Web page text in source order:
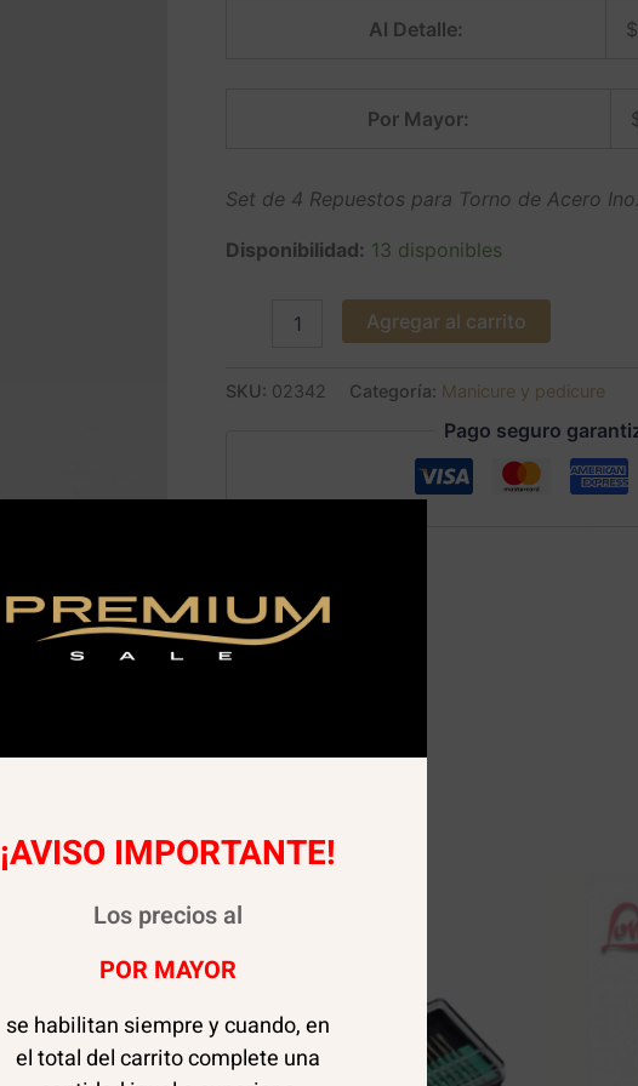
Al Detalle: $
Por Mayor:
Set de 4 Repuestos para Torno de Acero
Disponibilidad: 13 disponibles
Agregar al carrito
SKU: 02342 Categoría: Manicure y pedicure
Pago seguro
¡AVISO IMPORTANTE!
Los precios al
POR MAYOR
se habilitan siempre y cuando, en
el total del carrito complete una